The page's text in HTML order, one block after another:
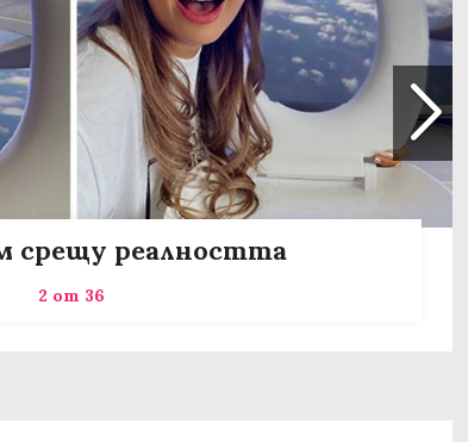
срещу реалността
2 от 36